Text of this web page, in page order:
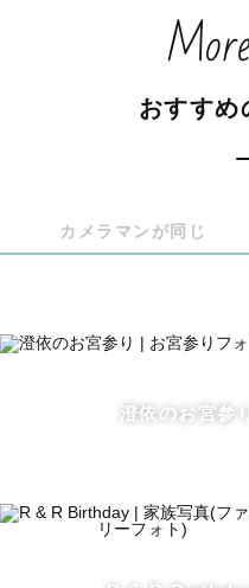
写真スタジオならではの
キラキラした幸せな瞬間を
えるきっかけになる、そ
短い時間ではありますが
日程などのご相談はお気
おすすめ
カメラマンが同じ
澄依のお宮参り